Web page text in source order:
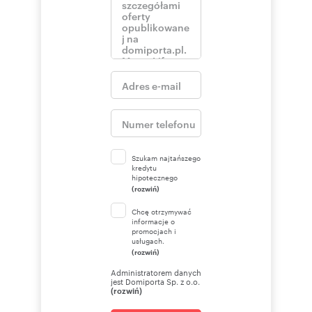
Szukam najtańszego
kredytu
hipotecznego
(rozwiń)
Chcę otrzymywać
informacje o
promocjach i
usługach.
(rozwiń)
Administratorem danych
jest Domiporta Sp. z o.o.
(rozwiń)